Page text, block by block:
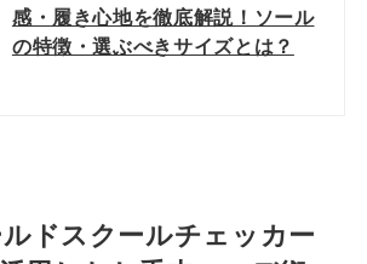
感・履き心地を徹底解説！ソール
の特徴・選ぶべきサイズとは？
ドスクールチェッカー